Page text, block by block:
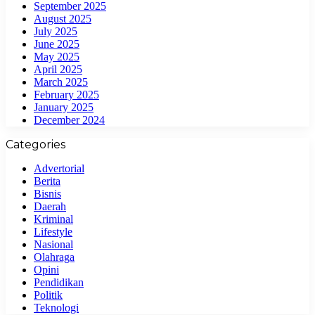
September 2025
August 2025
July 2025
June 2025
May 2025
April 2025
March 2025
February 2025
January 2025
December 2024
Categories
Advertorial
Berita
Bisnis
Daerah
Kriminal
Lifestyle
Nasional
Olahraga
Opini
Pendidikan
Politik
Teknologi